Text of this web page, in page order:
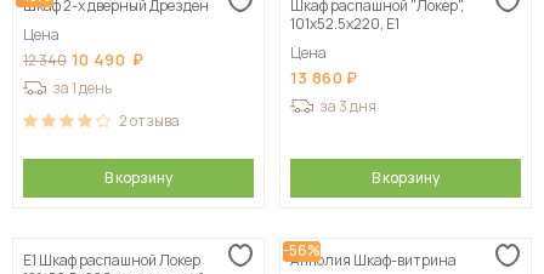
Шкаф 2-х дверный Дрезден
Цена
12 340 10 490
за 1 день
2отзыва
В корзину
Шкаф распашной "Локер",
101х52.5х220, Е1
Цена
13 860
за 3 дня
В корзину
Е1 Шкаф распашной Локер
-56%
Апполия Шкаф-витрина